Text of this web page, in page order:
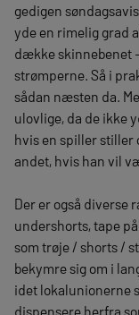
gedigen
yde en rimelig grad
dække skinnebenet
strømperne. Så i
sådan næsten da.
ulovlige, da de ikke
hvis en spiller stiller
andet, hvis han vil
Der er også diverse
undershorts, tape
som trøje / shorts /
bekymre sig om i
idet lokalunionerne
dispensere herfra